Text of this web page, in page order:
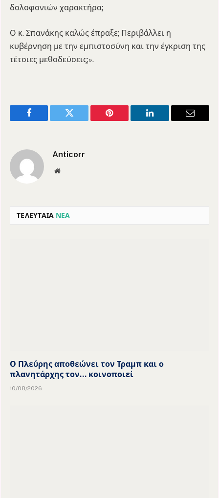
δολοφονιών χαρακτήρα;
Ο κ. Σπανάκης καλώς έπραξε; Περιβάλλει η
κυβέρνηση με την εμπιστοσύνη και την έγκριση της
τέτοιες μεθοδεύσεις;».
Facebook Twitter Pinterest LinkedIn Email
Anticorr
Website
ΤΕΛΕΥΤΑΙΑ ΝΕΑ
Ο Πλεύρης αποθεώνει τον Τραμπ και ο
πλανητάρχης τον… κοινοποιεί
10/08/2026